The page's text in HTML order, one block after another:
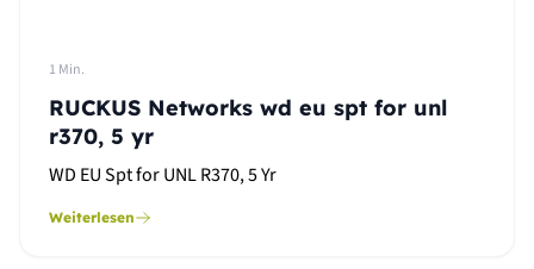
1 Min.
RUCKUS Networks wd eu spt for unl
r370, 5 yr
WD EU Spt for UNL R370, 5 Yr
Weiterlesen